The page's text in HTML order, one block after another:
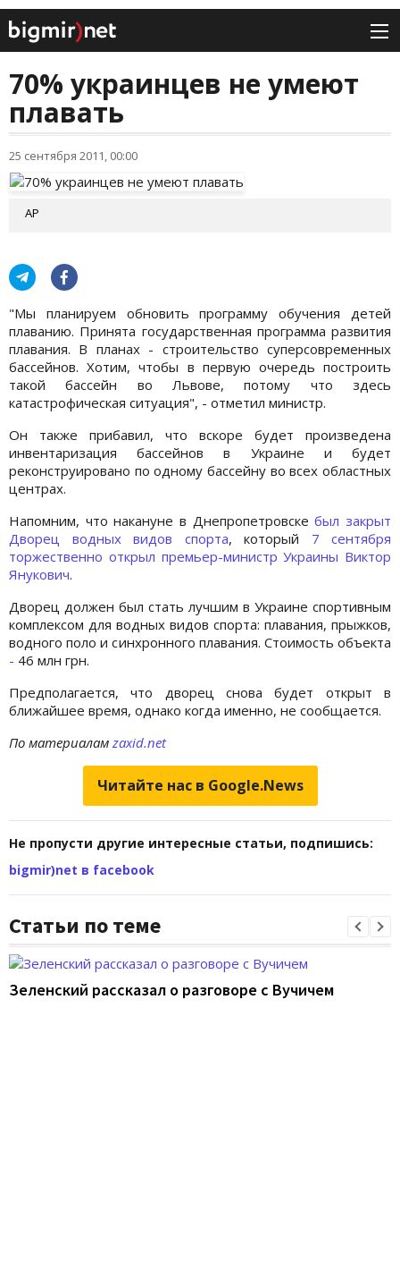
70% украинцев не умеют
плавать
25 сентября 2011, 00:00
АР
"Мы планируем обновить программу обучения детей
плаванию. Принята государственная программа развития
плавания. В планах - строительство суперсовременных
бассейнов. Хотим, чтобы в первую очередь построить
такой бассейн во Львове, потому что здесь
катастрофическая ситуация", - отметил министр.
Он также прибавил, что вскоре будет произведена
инвентаризация бассейнов в Украине и будет
реконструировано по одному бассейну во всех областных
центрах.
Напомним, что накануне в Днепропетровскебыл закрыт
Дворец водных видов спорта, который 7 сентября
торжественно открыл премьер-министр Украины Виктор
Янукoвич.
Дворец должен был стать лучшим в Украине спортивным
комплексом для водных видов спорта: плавания, прыжков,
водного поло и синхронного плавания. Стоимость объекта
- 46 млн грн.
Предполагается, что дворец снова будет открыт в
ближайшее время, однако когда именно, не сообщается.
По материалам zaxid.net
Читайте нас в Google.News
Не пропусти другие интересные статьи, подпишись:
bigmir)net в facebook
Статьи по теме
Зеленский рассказал о разговоре с Вучичем